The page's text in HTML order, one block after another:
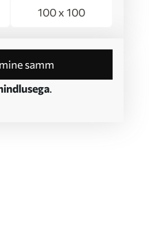
100 x 100
samm
.